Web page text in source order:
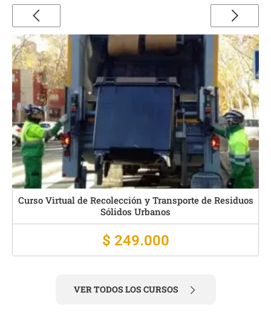
Transporte de Residuos
Curso Virtual de Carpintería
VER TODOS LOS CURSOS